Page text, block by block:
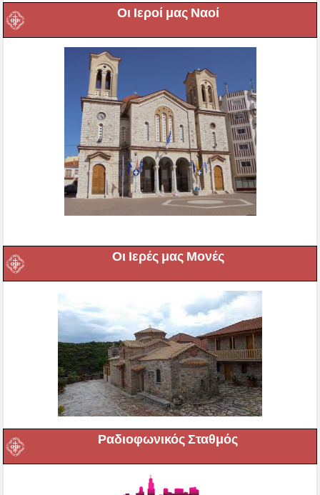
Οι Ιεροί μας Ναοί
Οι Ιερές μας Μονές
Ραδιοφωνικός Σταθμός